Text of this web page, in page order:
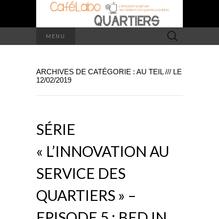
MENU Rechercher :
ARCHIVES DE CATÉGORIE : AU TEIL /// LE
12/02/2019
SÉRIE
« L’INNOVATION AU
SERVICE DES
QUARTIERS » –